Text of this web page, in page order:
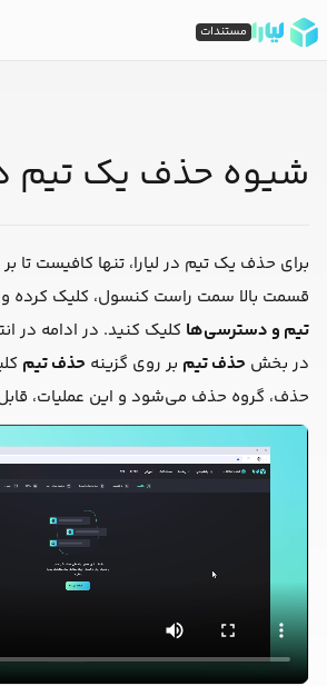
شیوه حذف یک تیم در
برای حذف یک تیم در لیارا، تنها کافیست تا
قسمت بالا سمت راست کنسول، کلیک کرده و
تیم و دسترسی‌ها کلیک کنید. در ادامه در
در بخش حذف تیم بر روی گزینه حذف تیم
حذف، گروه حذف می‌شود و این عملیات،
مستندات